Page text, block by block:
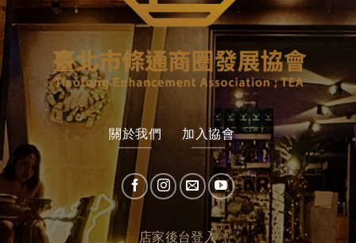
關於我們 加入協會
店家後台登入